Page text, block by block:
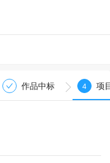
作品中标 4 项